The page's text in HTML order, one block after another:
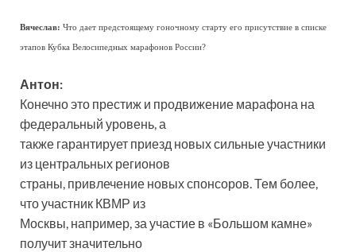
Вячеслав: Что дает предстоящему гоночному старту его присутствие в списке
этапов Кубка Велосипедных марафонов России?
Антон:
Конечно это престиж и продвижение марафона на
федеральный уровень, а
также гарантирует приезд новых сильные участники
из центральных регионов
страны, привлечение новых спонсоров. Тем более,
что участник КВМР из
Москвы, например, за участие в «Большом камне»
получит значительно